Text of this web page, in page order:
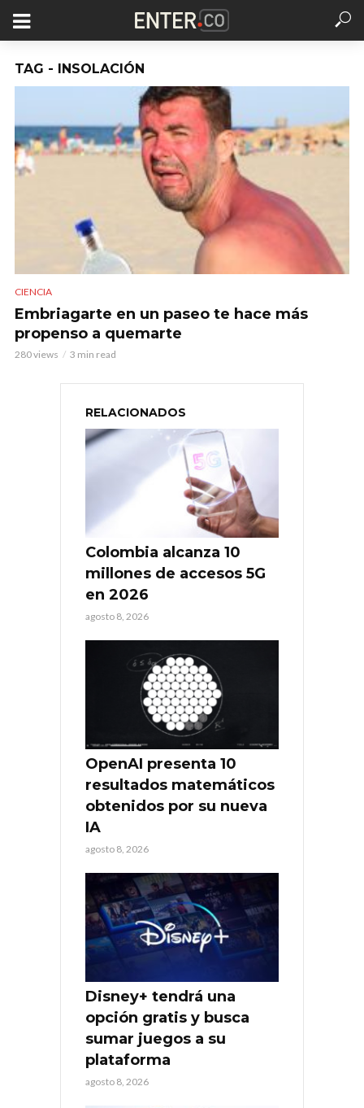
TAG - INSOLACIÓN
CIENCIA
Embriagarte en un paseo te hace más
propenso a quemarte
280 views 3 min read
RELACIONADOS
Colombia alcanza 10
millones de accesos 5G
en 2026
agosto 8, 2026
OpenAI presenta 10
resultados matemáticos
obtenidos por su nueva
IA
agosto 8, 2026
Disney+ tendrá una
opción gratis y busca
sumar juegos a su
plataforma
agosto 8, 2026